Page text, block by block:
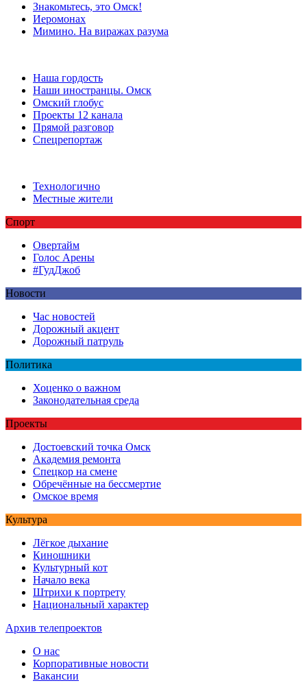
Знакомьтесь, это Омск!
Иеромонах
Мимино. На виражах разума
Наша гордость
Наши иностранцы. Омск
Омский глобус
Проекты 12 канала
Прямой разговор
Спецрепортаж
Технологично
Местные жители
Спорт
Овертайм
Голос Арены
#ГудДжоб
Новости
Час новостей
Дорожный акцент
Дорожный патруль
Политика
Хоценко о важном
Законодательная среда
Проекты
Достоевский точка Омск
Академия ремонта
Спецкор на смене
Обречённые на бессмертие
Омское время
Культура
Лёгкое дыхание
Киношники
Культурный кот
Начало века
Штрихи к портрету
Национальный характер
Архив телепроектов
О нас
Корпоративные новости
Вакансии